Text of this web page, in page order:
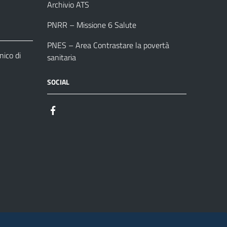
di
Archivio ATS
PNRR – Missione 6 Salute
PNES – Area Contrastare la povertà
sanitaria
SOCIAL